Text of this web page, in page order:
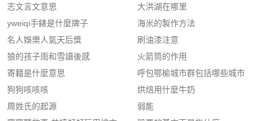
志文言文意思
yweiqi手錶是什麼牌子
名人娛樂人氣天后獎
狼的孩子雨和雪讀後感
寄籍是什麼意思
狗狗咳咳咳
周姓氏的起源
大洪湖在哪里
海米的製作方法
刷油漆注意
火箭筒的作用
呼包鄂榆城市群包括哪些城市
烘焙用什麼牛奶
弱能